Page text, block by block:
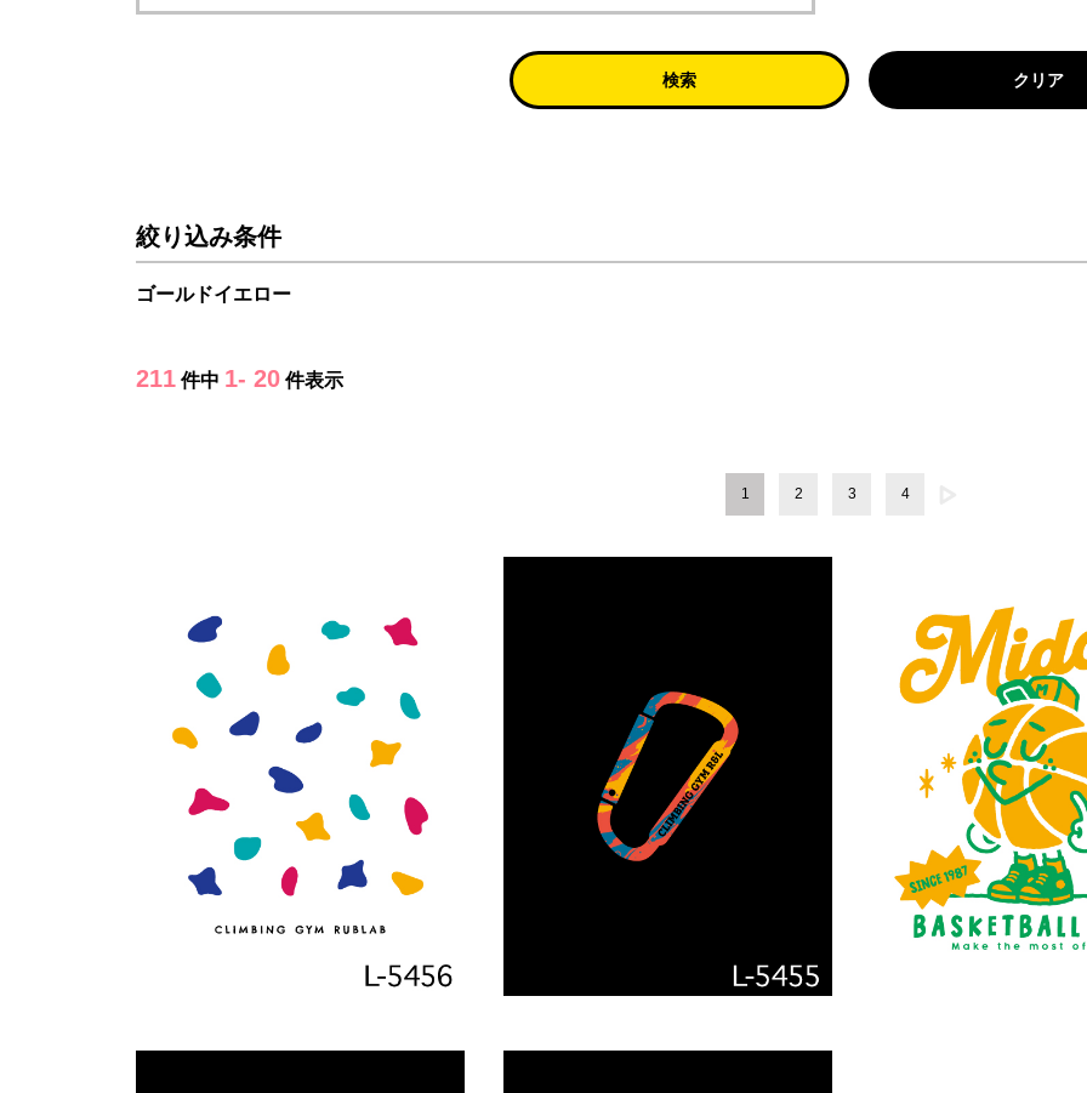
検索 クリア
絞り込み条件
ゴールドイエロー
211 件中 1- 20 件表示
1 2 3 4